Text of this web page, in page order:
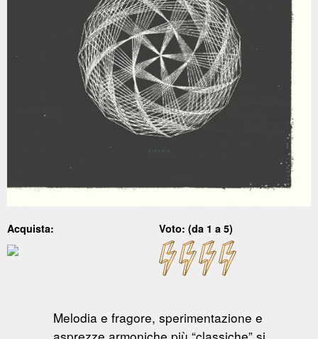
Acquista: Voto: (da 1 a 5)
Melodia e fragore, sperimentazione e